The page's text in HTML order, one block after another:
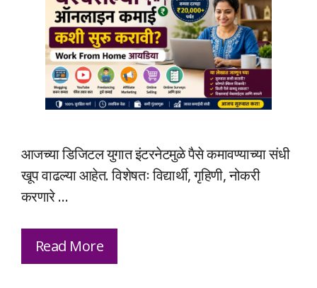
आजच्या डिजिटल युगात इंटरनेटमुळे पैसे कमावण्याच्या संधी
खूप वाढल्या आहेत. विशेषतः विद्यार्थी, गृहिणी, नोकरी
करणारे …
Read More